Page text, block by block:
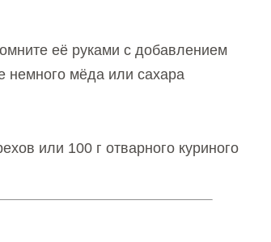
её руками с добавлением
немного мёда или сахара
или 100 г отварного куриного